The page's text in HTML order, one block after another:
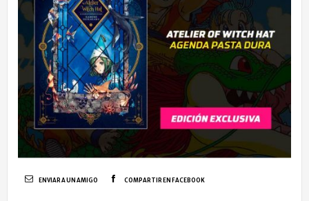
ENVIAR A UN AMIGO COMPARTIR EN FACEBOOK